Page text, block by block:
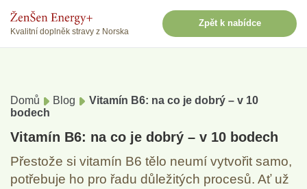
Kvalitní doplněk stravy z Norska
Zpět k nabídce
Domů Blog
Vitamín B6: na co je dobrý – v 10
bodech
Vitamín B6: na co je dobrý – v 10 bodech
Přestože si vitamín B6 tělo neumí vytvořit samo,
potřebuje ho pro řadu důležitých procesů. Ať už